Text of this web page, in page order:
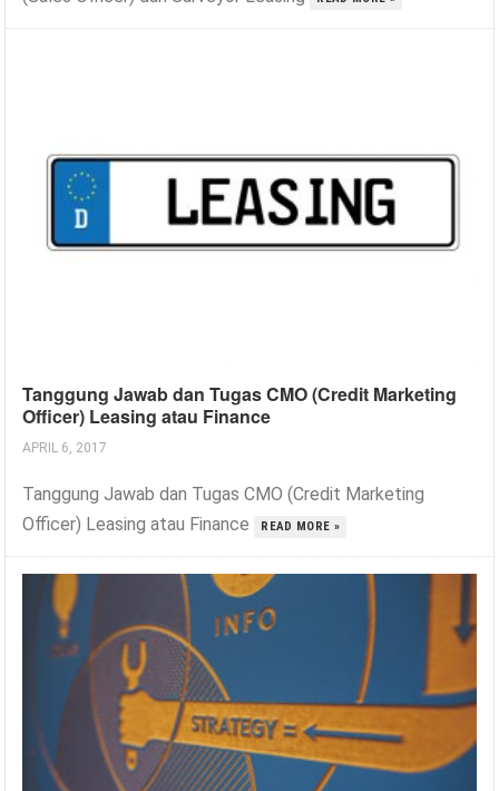
Tanggung Jawab dan Tugas CMO (Credit Marketing
Officer) Leasing atau Finance
APRIL 6, 2017
Tanggung Jawab dan Tugas CMO (Credit Marketing
Officer) Leasing atau Finance
READ MORE »